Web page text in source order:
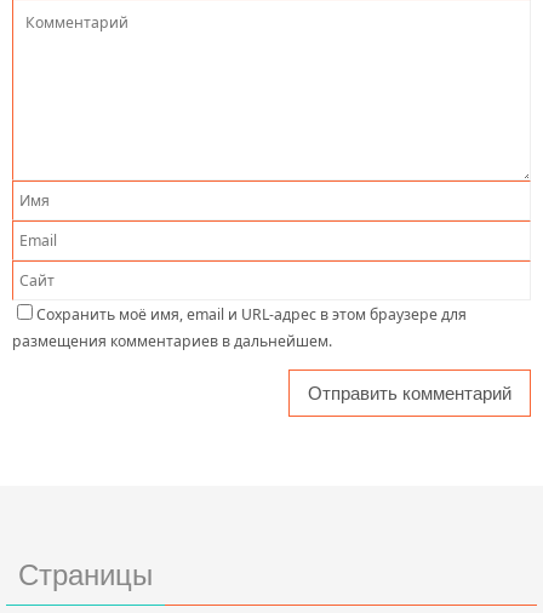
Сохранить моё имя, email и URL-адрес в этом браузере для
размещения комментариев в дальнейшем.
Страницы